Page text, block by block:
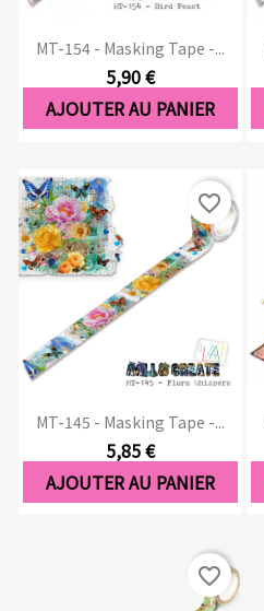
MT-154 - Masking Tape -...
5,90 €
AJOUTER AU PANIER
MT-145 - Masking Tape -...
5,85 €
AJOUTER AU PANIER
favorite_border
favorite_border